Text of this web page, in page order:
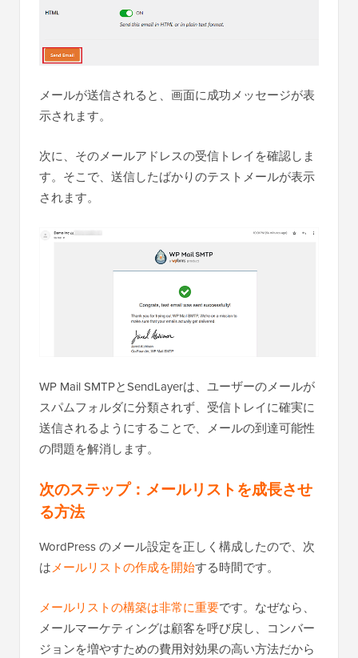
メールが送信されると、画面に成功メッセージが表
示されます。
次に、そのメールアドレスの受信トレイを確認しま
す。そこで、送信したばかりのテストメールが表示
されます。
WP Mail SMTPとSendLayerは、ユーザーのメールが
スパムフォルダに分類されず、受信トレイに確実に
送信されるようにすることで、メールの到達可能性
の問題を解消します。
次のステップ：メールリストを成長させ
る方法
WordPress のメール設定を正しく構成したので、次
はメールリストの作成を開始する時間です。
メールリストの構築は非常に重要です。なぜなら、
メールマーケティングは顧客を呼び戻し、コンバー
ジョンを増やすための費用対効果の高い方法だから